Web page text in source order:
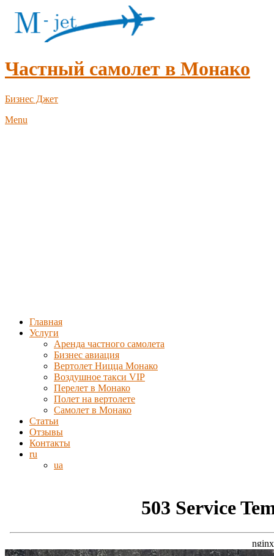
Частный самолет в Монако
Бизнес Джет
Menu
Главная
Услуги
Аренда частного самолета
Бизнес авиация
Вертолет Ницца Монако
Воздушное такси VIP
Перелет в Монако
Полет на вертолете
Самолет в Монако
Статьи
Отзывы
Контакты
ru
ua